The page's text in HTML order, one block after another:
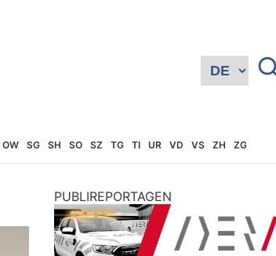
OW SG SH SO SZ TG TI UR VD VS ZH ZG
PUBLIREPORTAGEN